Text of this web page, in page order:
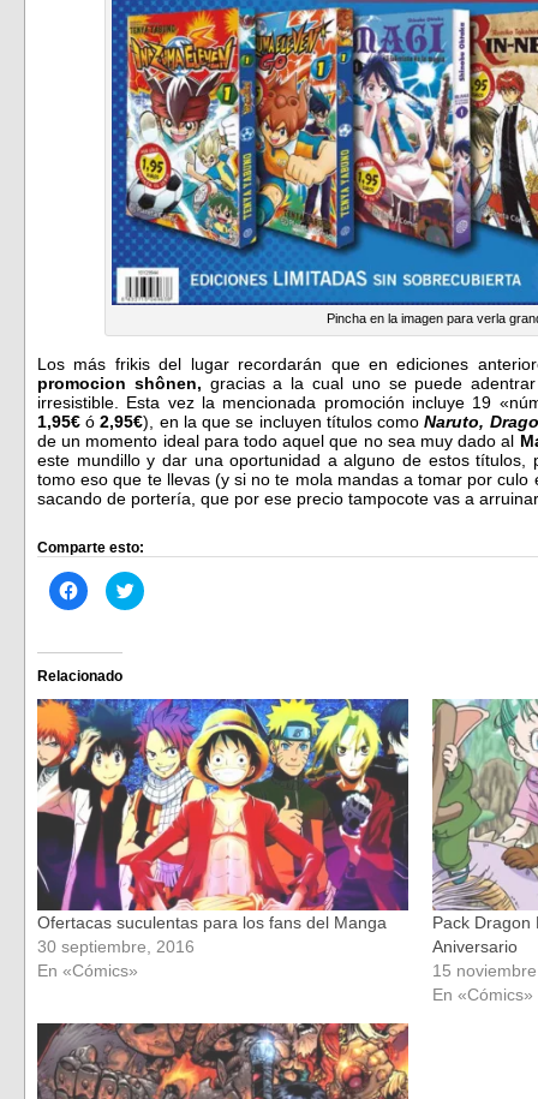
Pincha en la imagen para verla
Los más frikis del lugar recordarán que en ediciones
promocion shônen, gracias a la cual uno se puede
irresistible. Esta vez la mencionada promoción incluye 19
1,95€ ó 2,95€), en la que se incluyen títulos comoNaruto,
de un momento ideal para todo aquel que no sea muy dado al
este mundillo y dar una oportunidad a alguno de estos
tomo eso que te llevas (y si no te mola mandas a tomar por
sacando de portería, que por ese precio tampocote vas a
Comparte esto:
Haz
clic
Facebook
(Se
abre
en
una
ventana
nueva)
Haz
clic
en
una
ventana
nueva)
Relacionado
Ofertacas suculentas para los fans del Manga
30 septiembre, 2016
En «Cómics»
Pack Dragon
Aniversario
15
En «Cómics»